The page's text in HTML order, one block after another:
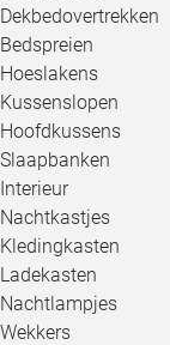
Dekbedovertrekken
Bedspreien
Hoeslakens
Kussenslopen
Hoofdkussens
Slaapbanken
Interieur
Nachtkastjes
Kledingkasten
Ladekasten
Nachtlampjes
Wekkers